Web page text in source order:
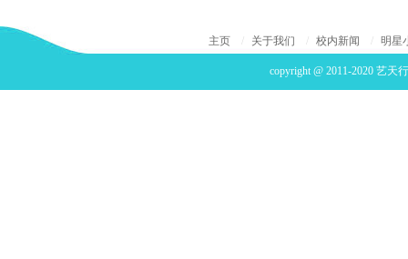
主页 关于我们 校内新闻 明星
copyright @ 2011-2020 艺天